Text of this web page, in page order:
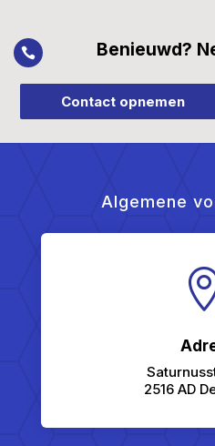
 Benieuwd?
Contact opnemen
Algemene
2516 AD